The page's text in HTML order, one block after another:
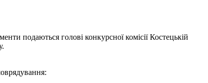
подаються голові конкурсної комісії Костецькій